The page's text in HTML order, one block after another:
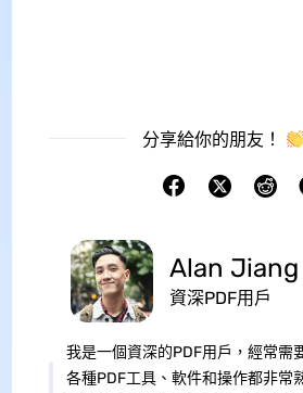
分享給你的朋友！
Alan Jiang
資深PDF用戶
我是一個資深的PDF用戶，經常需
各種PDF工具、軟件和操作都非常